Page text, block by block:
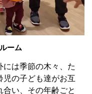
ーム
は季節の木々、た
児の子ども達がお互
い、その年齢ごと